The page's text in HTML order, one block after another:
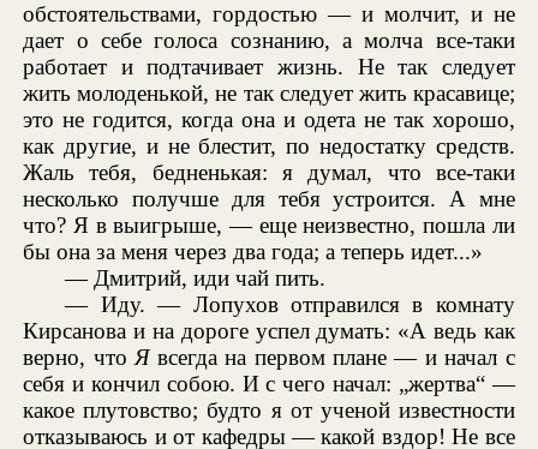
обстоятельствами, гордостью — и молчит, и не
дает о себе голоса сознанию, а молча все-таки
работает и подтачивает жизнь. Не так следует
жить молоденькой, не так следует жить красавице;
это не годится, когда она и одета не так хорошо,
как другие, и не блестит, по недостатку средств.
Жаль тебя, бедненькая: я думал, что все-таки
несколько получше для тебя устроится. А мне
что? Я в выигрыше, — еще неизвестно, пошла ли
бы она за меня через два года; а теперь идет...»
— Дмитрий, иди чай пить.
— Иду. — Лопухов отправился в комнату
Кирсанова и на дороге успел думать: «А ведь как
верно, что Явсегда на первом плане — и начал с
себя и кончил собою. И с чего начал: „жертва“ —
какое плутовство; будто я от ученой известности
отказываюсь и от кафедры — какой вздор! Не все